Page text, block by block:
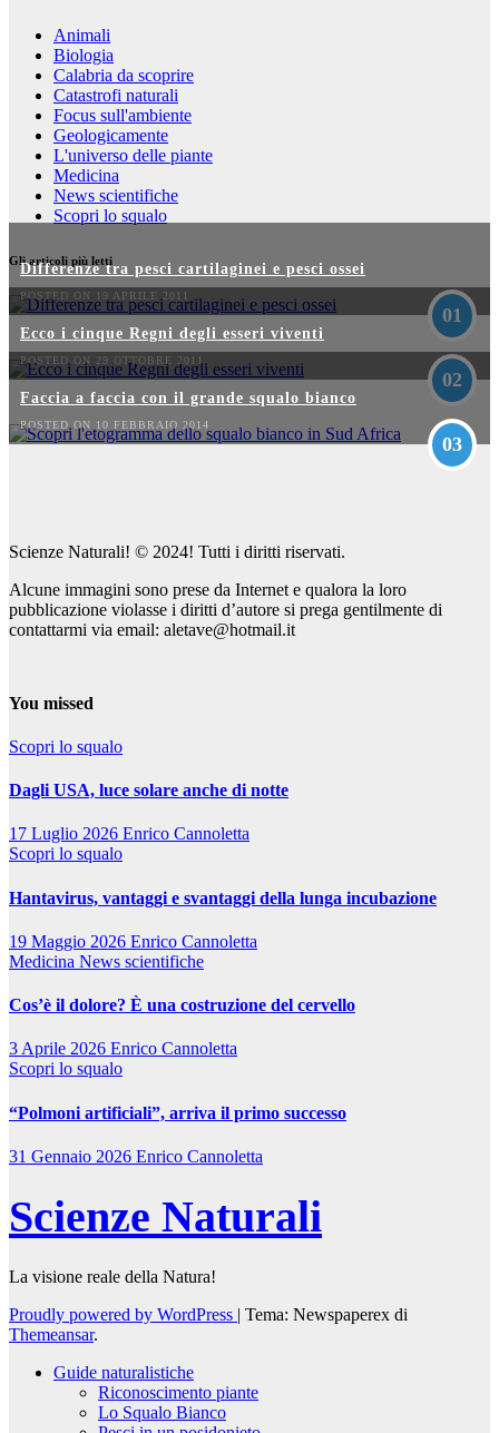
Animali
Biologia
Calabria da scoprire
Catastrofi naturali
Focus sull'ambiente
Geologicamente
L'universo delle piante
Medicina
News scientifiche
Scopri lo squalo
Gli articoli più letti
Differenze tra pesci cartilaginei e pesci ossei
POSTED ON 19 APRILE 2011
01
Ecco i cinque Regni degli esseri viventi
POSTED ON 29 OTTOBRE 2011
02
Faccia a faccia con il grande squalo bianco
POSTED ON 10 FEBBRAIO 2014
03
Scienze Naturali! © 2024! Tutti i diritti riservati.
Alcune immagini sono prese da Internet e qualora la loro
pubblicazione violasse i diritti d’autore si prega gentilmente di
contattarmi via email: aletave@hotmail.it
You missed
Scopri lo squalo
Dagli USA, luce solare anche di notte
17 Luglio 2026 Enrico Cannoletta
Scopri lo squalo
Hantavirus, vantaggi e svantaggi della lunga incubazione
19 Maggio 2026 Enrico Cannoletta
Medicina News scientifiche
Cos’è il dolore? È una costruzione del cervello
3 Aprile 2026 Enrico Cannoletta
Scopri lo squalo
“Polmoni artificiali”, arriva il primo successo
31 Gennaio 2026 Enrico Cannoletta
Scienze Naturali
La visione reale della Natura!
Proudly powered by WordPress | Tema: Newspaperex di
Themeansar.
Guide naturalistiche
Riconoscimento piante
Lo Squalo Bianco